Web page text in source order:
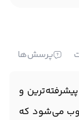
پرسش‌ها
از پیشرفته‌ترین و
می‌شود که